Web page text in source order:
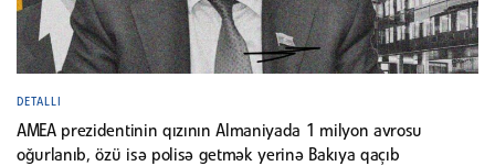
DETALLI
AMEA prezidentinin qızının Almaniyada 1 milyon avrosu
oğurlanıb, özü isə polisə getmək yerinə Bakıya qaçıb